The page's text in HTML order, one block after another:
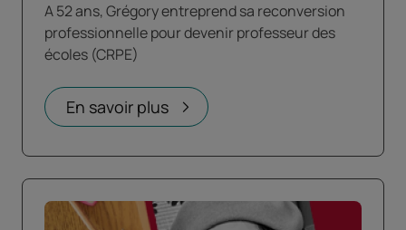
A 52 ans, Grégory entreprend sa reconversion
professionnelle pour devenir professeur des
écoles (CRPE)
En savoir plus